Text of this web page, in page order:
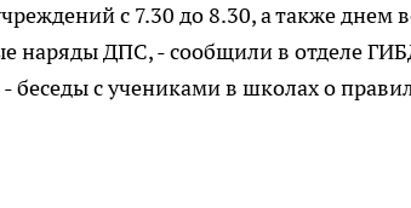
с 7.30 до 8.30, а также днем
наряды ДПС, - сообщили в отделе
беседы с учениками в школах о